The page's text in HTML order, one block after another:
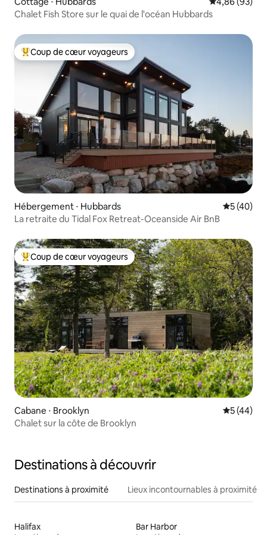
Chalet Fish Store sur le quai de l'océan Hubbards
Coups de cœur voyageurs les plus appréciés
Coup de cœur voyageurs
Hébergement ⋅ Hubbards
5 (40)
La retraite du Tidal Fox Retreat-Oceanside Air BnB
Coups de cœur voyageurs les plus appréciés
Coup de cœur voyageurs
Cabane ⋅ Brooklyn
5 (44)
Chalet sur la côte de Brooklyn
Destinations à découvrir
Destinations à proximité Lieux incontournables à proximité
Halifax
Bar Harbor